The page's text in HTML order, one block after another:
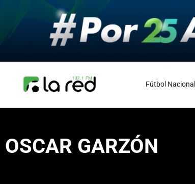
Fútbol Nacional
OSCAR GARZÓN